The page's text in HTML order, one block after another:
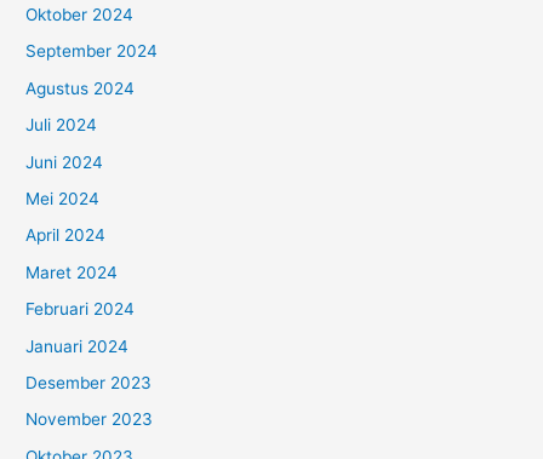
Oktober 2024
September 2024
Agustus 2024
Juli 2024
Juni 2024
Mei 2024
April 2024
Maret 2024
Februari 2024
Januari 2024
Desember 2023
November 2023